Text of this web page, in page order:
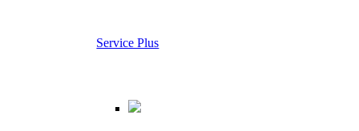
Service Plus